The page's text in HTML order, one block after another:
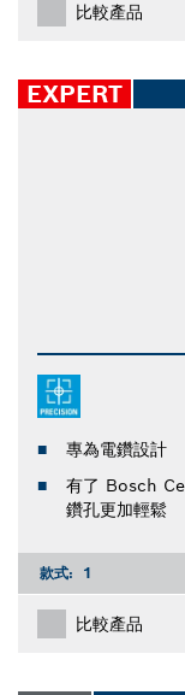
比較產品
EXPERT
專為電鑽設計
有了 Bosch
鑽孔更加輕鬆
款式: 1
比較產品